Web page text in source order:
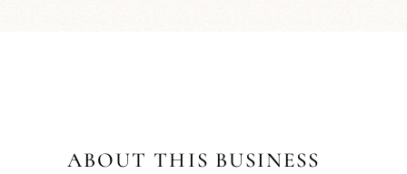
ABOUT THIS BUSINESS